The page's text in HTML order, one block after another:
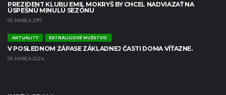
PREZIDENT KLUBU EMIL MOKRYŠ BY CHCEL NADVIAZAŤ NA
ÚSPEŠNÚ MINULÚ SEZÓNU
05. MARCA 2017
AKTUALITY EXTRALIGOVÉ MUŽSTVO
V POSLEDNOM ZÁPASE ZÁKLADNEJ ČASTI DOMA VÍŤAZNE.
09. MARCA 2024